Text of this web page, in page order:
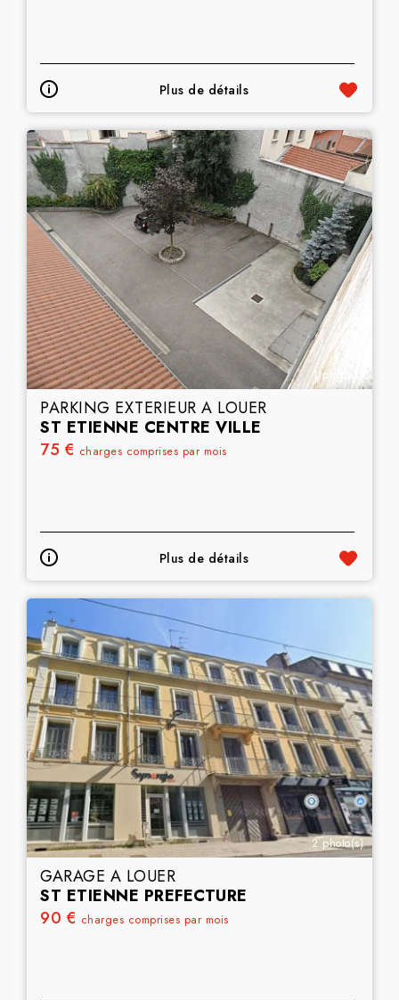
Plus de détails
1 photo(s)
PARKING EXTERIEUR A LOUER
ST ETIENNE CENTRE VILLE
75 € charges comprises par mois
Plus de détails
2 photo(s)
GARAGE A LOUER
ST ETIENNE PREFECTURE
90 € charges comprises par mois